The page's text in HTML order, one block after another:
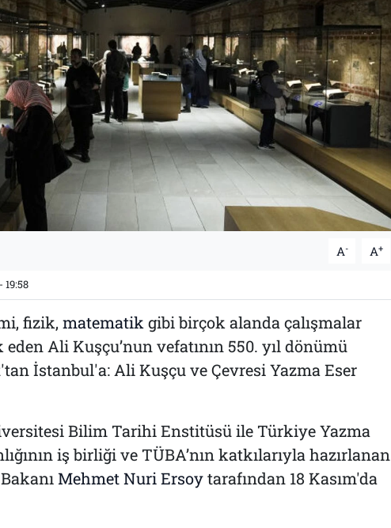
A- A+
19:58
fizik, matematik gibi birçok alanda çalışmalar
Ali Kuşçu’nun vefatının 550. yıl dönümü
İstanbul'a: Ali Kuşçu ve Çevresi Yazma Eser
Bilim Tarihi Enstitüsü ile Türkiye Yazma
iş birliği ve TÜBA’nın katkılarıyla hazırlanan
Mehmet Nuri Ersoytarafından 18 Kasım'da